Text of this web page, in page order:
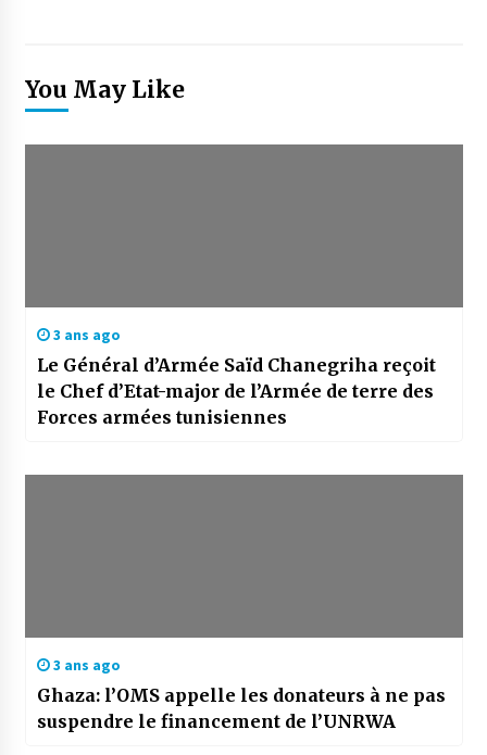
You May Like
3 ans ago
Le Général d’Armée Saïd Chanegriha reçoit
le Chef d’Etat-major de l’Armée de terre des
Forces armées tunisiennes
3 ans ago
Ghaza: l’OMS appelle les donateurs à ne pas
suspendre le financement de l’UNRWA